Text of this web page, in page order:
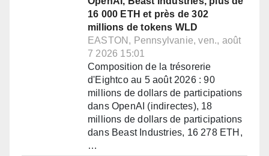
16 000 ETH et près de 302
millions de tokens WLD
EASTON, Pennsylvanie, ven., août
7 2026 15:01
Composition de la trésorerie
d'Eightco au 5 août 2026 : 90
millions de dollars de participations
dans OpenAI (indirectes), 18
millions de dollars de participations
dans Beast Industries, 16 278 ETH,
…